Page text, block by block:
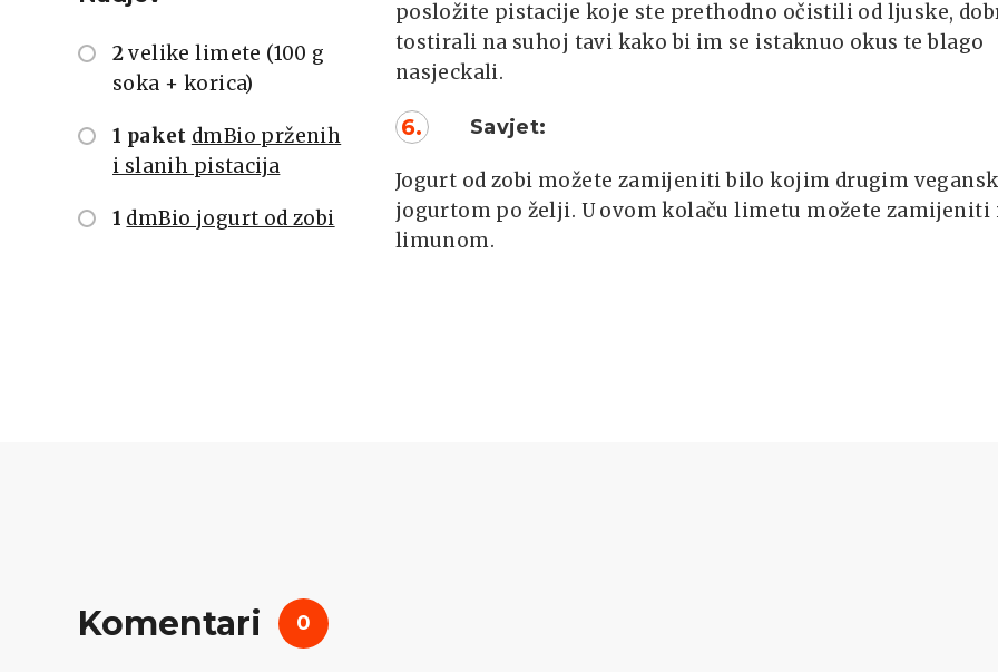
2 velike limete (100 g
soka + korica)
1 paket dmBio prženih
i slanih pistacija
1 dmBio jogurt od zobi
posložite pistacije koje ste prethodno očistili od ljuske,
tostirali na suhoj tavi kako bi im se istaknuo okus te blago
nasjeckali.
6. Savjet:
Jogurt od zobi možete zamijeniti bilo kojim drugim
jogurtom po želji. U ovom kolaču limetu možete zamijeniti
limunom.
Komentari 0